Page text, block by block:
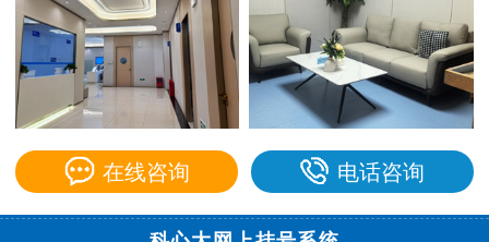
在线咨询 电话咨询